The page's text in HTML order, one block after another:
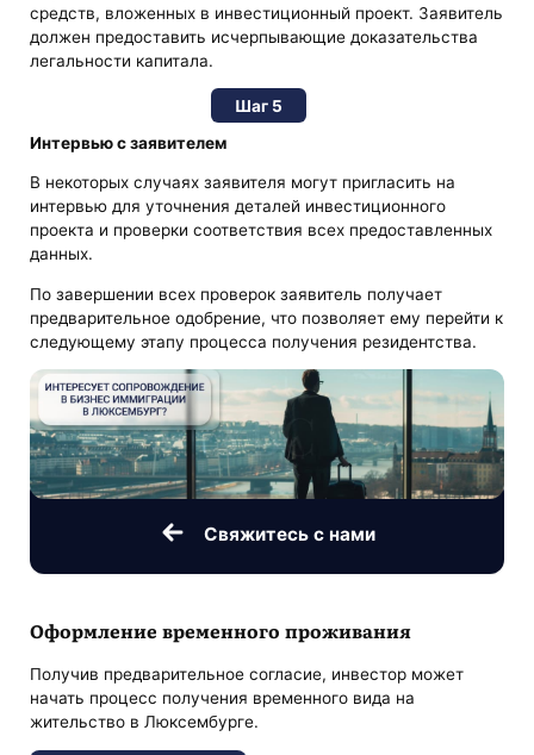
средств, вложенных в инвестиционный проект. Заявитель
должен предоставить исчерпывающие доказательства
легальности капитала.
Шаг 5
Интервью с заявителем
В некоторых случаях заявителя могут пригласить на
интервью для уточнения деталей инвестиционного
проекта и проверки соответствия всех предоставленных
данных.
По завершении всех проверок заявитель получает
предварительное одобрение, что позволяет ему перейти к
следующему этапу процесса получения резидентства.
Свяжитесь с нами
Оформление временного проживания
Получив предварительное согласие, инвестор может
начать процесс получения временного вида на
жительство в Люксембурге.